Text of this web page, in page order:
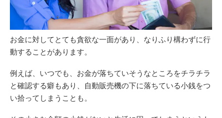
お金に対してとても貪欲な一面があり、なりふり構わずに行
動することがあります。
例えば、いつでも、お金が落ちていそうなところをチラチラ
と確認する癖もあり、自動販売機の下に落ちている小銭をつ
い拾ってしまうことも。